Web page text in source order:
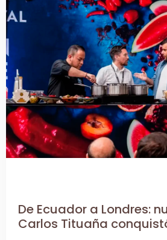
De Ecuador a Londres:
Carlos Tituaña